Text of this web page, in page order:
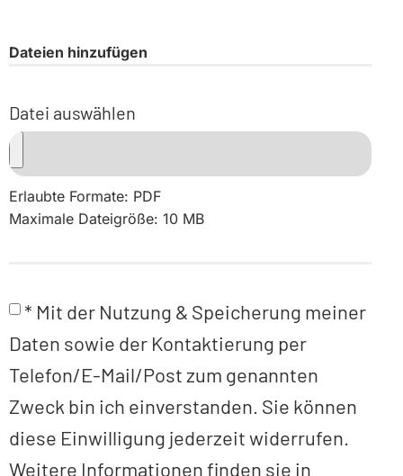
Dateien hinzufügen
Datei auswählen
Erlaubte Formate: PDF
Maximale Dateigröße: 10 MB
* Mit der Nutzung & Speicherung meiner
Daten sowie der Kontaktierung per
Telefon/E-Mail/Post zum genannten
Zweck bin ich einverstanden. Sie können
diese Einwilligung jederzeit widerrufen.
Weitere Informationen finden sie in